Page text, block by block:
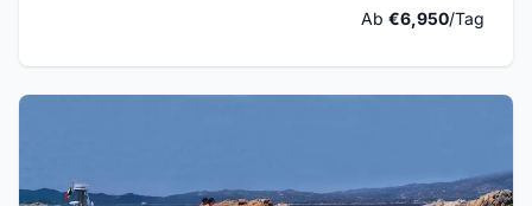
Ab €6,950/Tag